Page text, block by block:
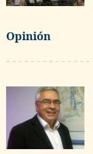
Opinión